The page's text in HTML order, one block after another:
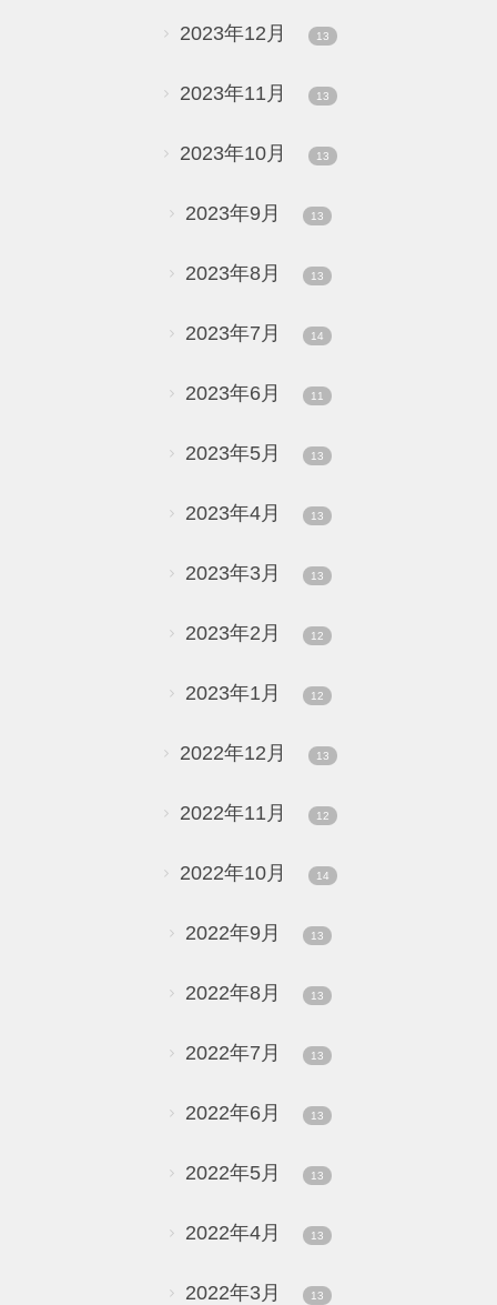
2023年12月 13
2023年11月 13
2023年10月 13
2023年9月 13
2023年8月 13
2023年7月 14
2023年6月 11
2023年5月 13
2023年4月 13
2023年3月 13
2023年2月 12
2023年1月 12
2022年12月 13
2022年11月 12
2022年10月 14
2022年9月 13
2022年8月 13
2022年7月 13
2022年6月 13
2022年5月 13
2022年4月 13
2022年3月 13